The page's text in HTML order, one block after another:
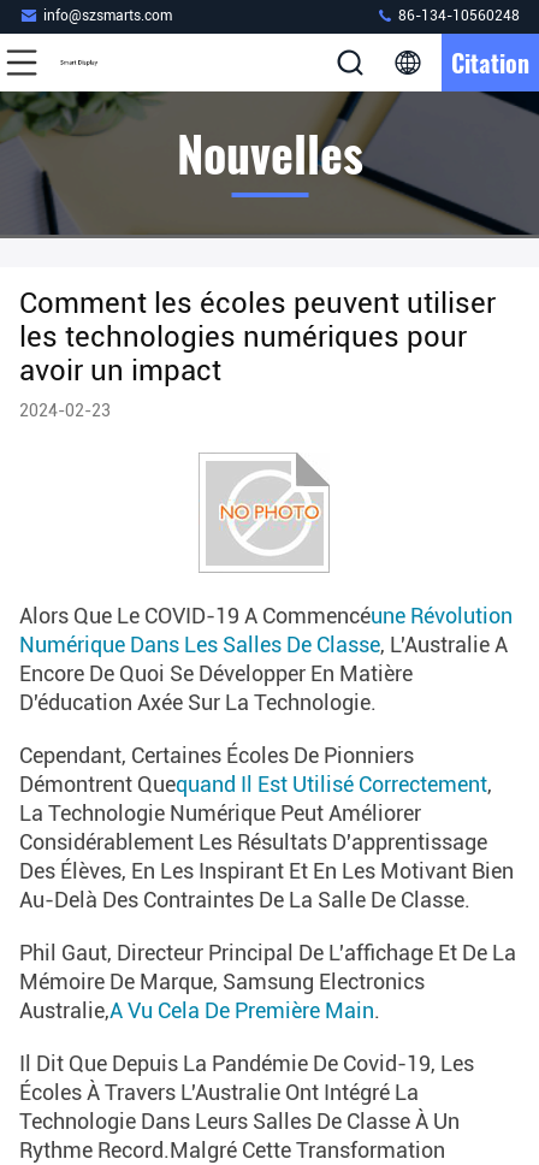
info@szsmarts.com 86-134-10560248
Citation
Nouvelles
Comment les écoles peuvent utiliser
les technologies numériques pour
avoir un impact
2024-02-23
Alors Que Le COVID-19 A CommencéUne Révolution
Numérique Dans Les Salles De Classe, L'Australie A
Encore De Quoi Se Développer En Matière
D'éducation Axée Sur La Technologie.
Cependant, Certaines Écoles De Pionniers
Démontrent QueQuand Il Est Utilisé Correctement,
La Technologie Numérique Peut Améliorer
Considérablement Les Résultats D'apprentissage
Des Élèves, En Les Inspirant Et En Les Motivant Bien
Au-Delà Des Contraintes De La Salle De Classe.
Phil Gaut, Directeur Principal De L'affichage Et De La
Mémoire De Marque, Samsung Electronics
Australie,A Vu Cela De Première Main.
Il Dit Que Depuis La Pandémie De Covid-19, Les
Écoles À Travers L'Australie Ont Intégré La
Technologie Dans Leurs Salles De Classe À Un
Rythme Record.Malgré Cette Transformation